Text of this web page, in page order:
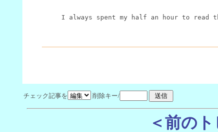
I always spent my half an hour to
チェック記事を 削除キー/
＜前の